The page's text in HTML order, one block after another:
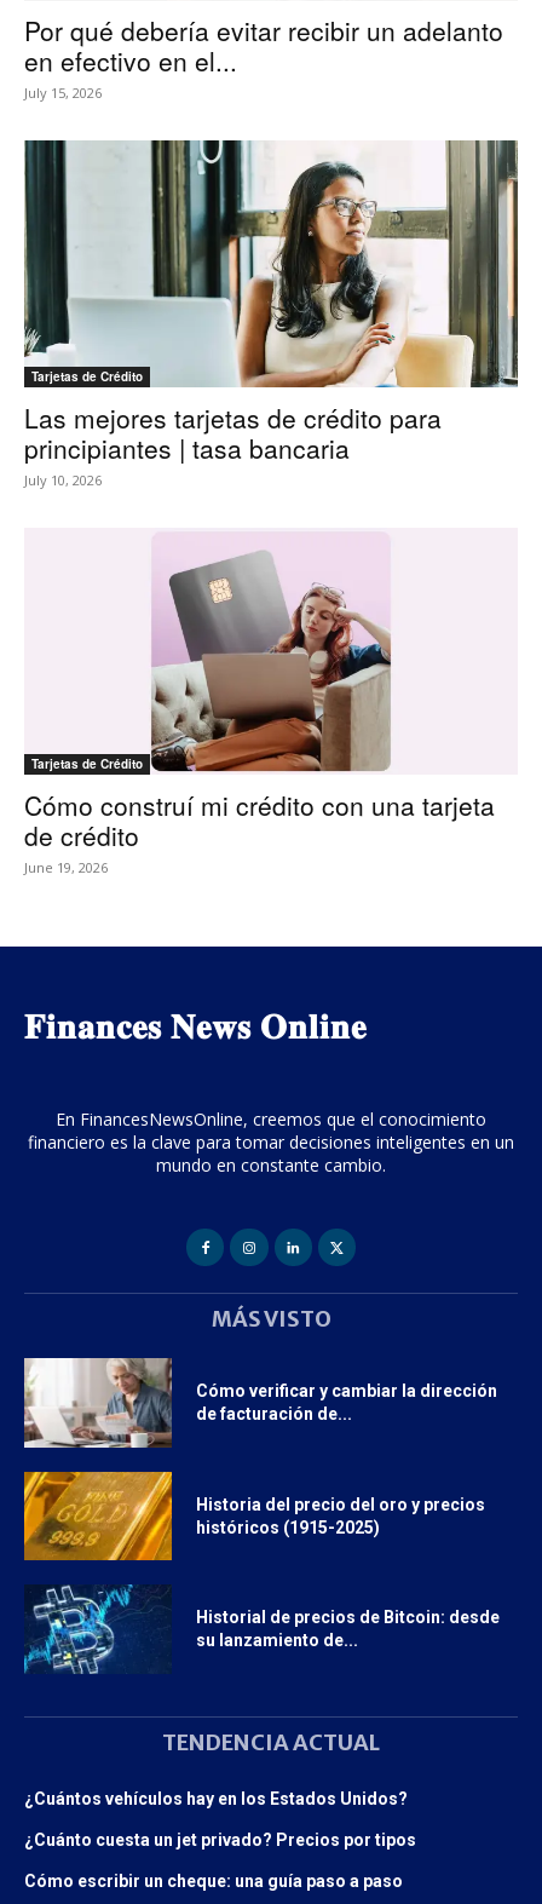
Por qué debería evitar recibir un adelanto
en efectivo en el...
July 15, 2026
Tarjetas de Crédito
Las mejores tarjetas de crédito para
principiantes | tasa bancaria
July 10, 2026
Tarjetas de Crédito
Cómo construí mi crédito con una tarjeta
de crédito
June 19, 2026
𝐅𝐢𝐧𝐚𝐧𝐜𝐞𝐬 𝐍𝐞𝐰𝐬 𝐎𝐧𝐥𝐢𝐧𝐞
En FinancesNewsOnline, creemos que el conocimiento
financiero es la clave para tomar decisiones inteligentes en un
mundo en constante cambio.
MÁS VISTO
Cómo verificar y cambiar la dirección
de facturación de...
Historia del precio del oro y precios
históricos (1915-2025)
Historial de precios de Bitcoin: desde
su lanzamiento de...
TENDENCIA ACTUAL
¿Cuántos vehículos hay en los Estados Unidos?
¿Cuánto cuesta un jet privado? Precios por tipos
Cómo escribir un cheque: una guía paso a paso